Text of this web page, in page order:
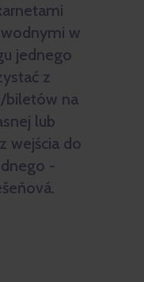
w
jednego
z
biletów na
lub
wejścia do
-